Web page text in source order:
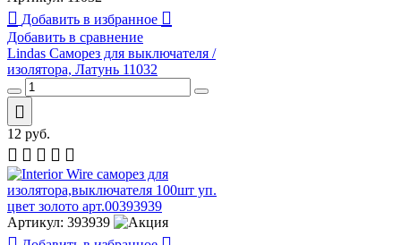
Добавить в избранное
Добавить в сравнение
Lindas Саморез для выключателя /
изолятора, Латунь 11032
12 руб.
Артикул: 393939